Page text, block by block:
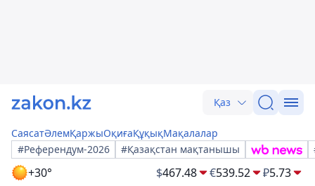
Қаз
СаясатӘлемҚаржыОқиғаҚұқықМақалалар
#Референдум-2026
#Қазақстан мақтанышы
+30° $467.48 €539.52 ₽5.73